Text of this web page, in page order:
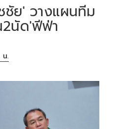
ชัย' วางแผนทีม
2นัด'ฟีฟ่า
น.